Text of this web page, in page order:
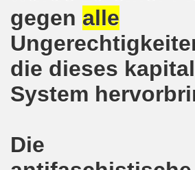
gegen alle
die dieses
System
Die
am 11.02.2019
am 11.02.2019 -
701. Montagsdemonstration
stärken - jetzt erst recht!